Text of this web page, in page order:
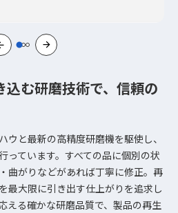
む研磨技術で、信頼の
ウと最新の高精度研磨機を駆使し、
っています。すべての品に個別の状
曲がりなどがあれば丁寧に修正。再
最大限に引き出す仕上がりを追求し
える確かな研磨品質で、製品の再生